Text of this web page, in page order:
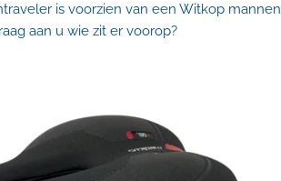
is voorzien van een Witkop mannen
aan u wie zit er voorop?